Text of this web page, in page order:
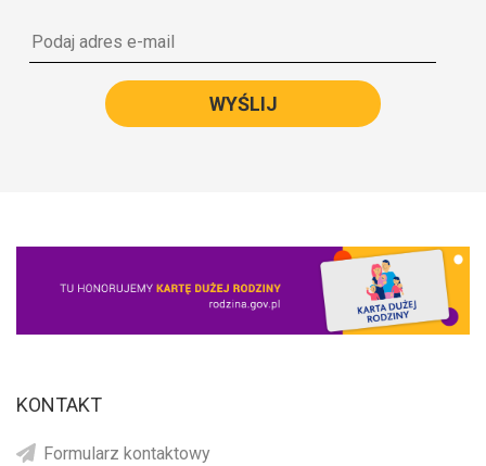
WYŚLIJ
KONTAKT
Formularz kontaktowy